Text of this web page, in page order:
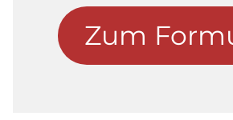
Zum